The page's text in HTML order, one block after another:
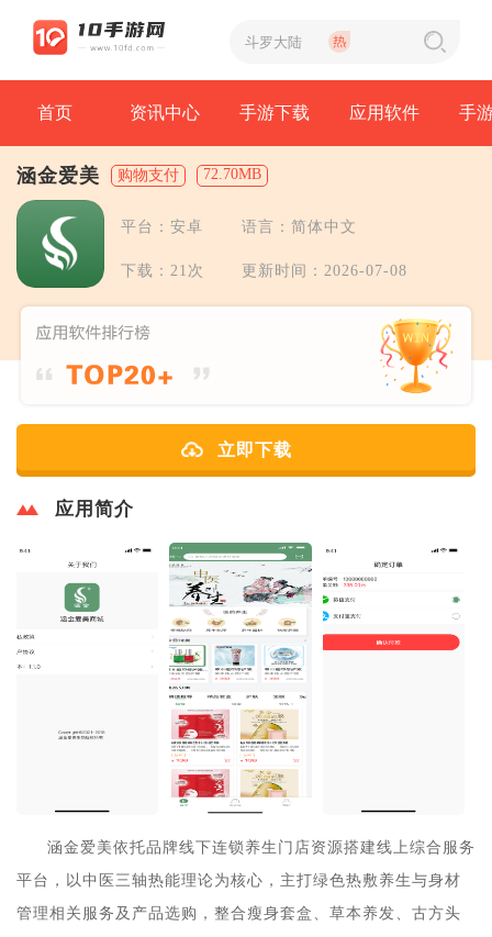
首页 资讯中心 手游下载 应用软件 手
涵金爱美 购物支付 72.70MB
平台：安卓 语言：简体中文
下载：21次 更新时间：2026-07-08
立即下载
应用简介
涵金爱美依托品牌线下连锁养生门店资源搭建线上综合服务
平台，以中医三轴热能理论为核心，主打绿色热敷养生与身材
管理相关服务及产品选购，整合瘦身套盒、草本养发、古方头